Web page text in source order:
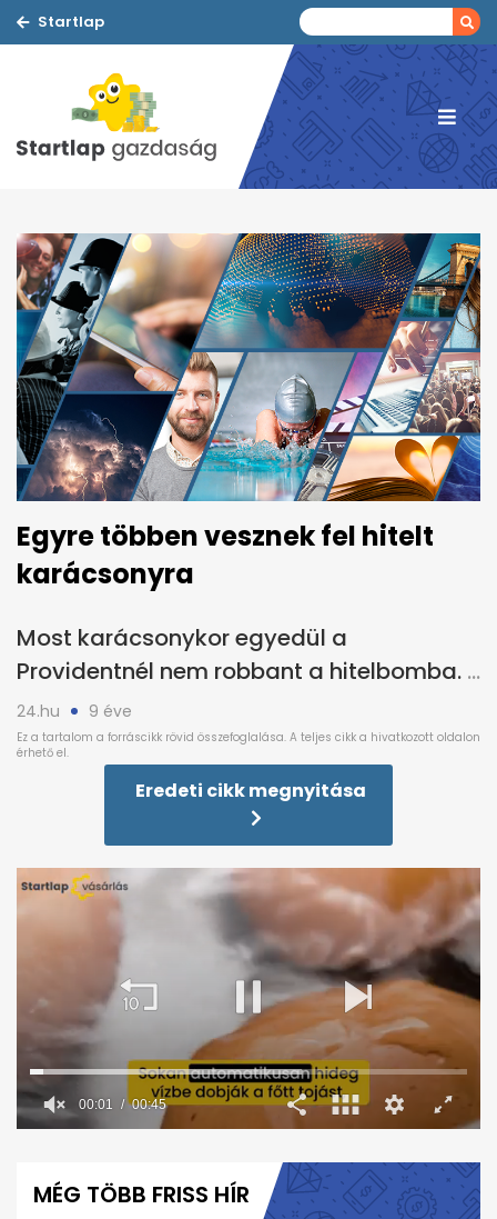
Startlap
Egyre többen vesznek fel hitelt
karácsonyra
Most karácsonykor egyedül a
Providentnél nem robbant a hitelbomba.
24.hu 9 éve
Eredeti cikk megnyitása
45
seconds
00:02 00:45
MÉG TÖBB FRISS HÍR